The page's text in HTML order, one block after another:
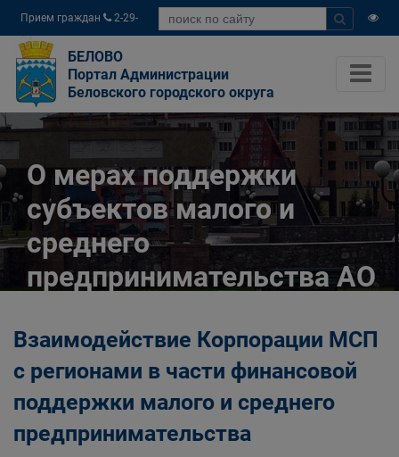
Прием граждан
2-29-
04
БЕЛОВО
Портал Администрации
Беловского городского округа
О мерах поддержки
субъектов малого и
среднего
предпринимательства АО
Малому бизнесу
О мерах поддержки субъектов малого и
среднего предпринимательства АО "Корпорация
Взаимодействие Корпорации МСП
с регионами в части финансовой
поддержки малого и среднего
предпринимательства